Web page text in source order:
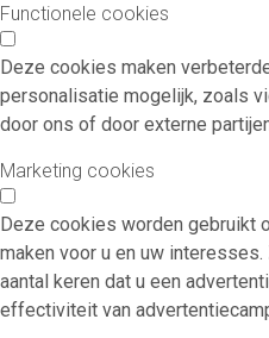
Functionele cookies
Deze cookies maken
personalisatie mogelijk, zoals
door ons of door externe
Marketing cookies
Deze cookies worden gebruikt
maken voor u en uw
aantal keren dat u een
effectiviteit van